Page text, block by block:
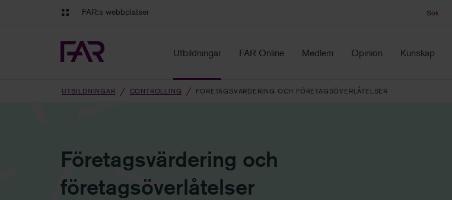
Gå till navigation
Tidningen Balans
FAR:s webbplatser Sök
Utbildningar FAR Online Medlem Opinion Kunskap
UTBILDNINGAR CONTROLLING FÖRETAGSVÄRDERING OCH FÖRETAGSÖVERLÅTELSER
Företagsvärdering och
företagsöverlåtelser